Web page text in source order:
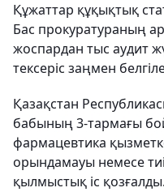
Құжаттар құқықтық
Бас прокуратураның
жоспардан тыс аудит
тексеріс заңмен
Қазақстан
бабының 3-тармағы
фармацевтика
орындамауы немесе
қылмыстық іс қозғалды.